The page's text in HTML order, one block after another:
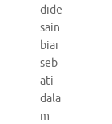
dide
sain
biar
seb
ati
dala
m